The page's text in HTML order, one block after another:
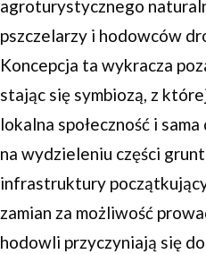
agroturystycznego
pszczelarzy i hodowców
Koncepcja ta wykracza
stając się symbiozą, z
lokalna społeczność i
na wydzieleniu części
infrastruktury
zamian za możliwość
hodowli przyczyniają się